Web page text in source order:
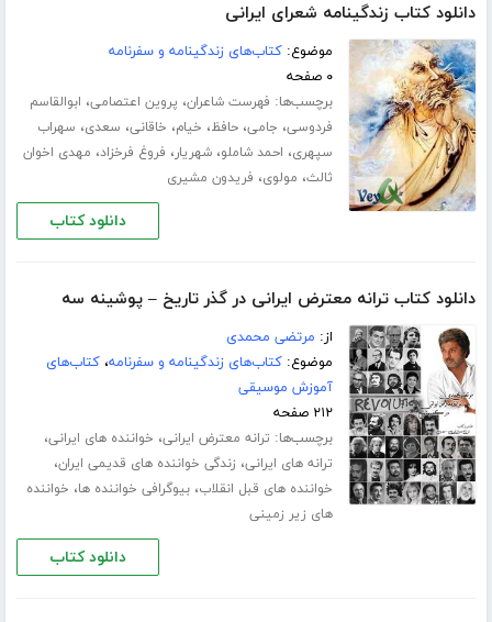
دانلود کتاب زندگینامه شعرای ایرانی
موضوع:کتاب‌های زندگینامه و سفرنامه
۰ صفحه
برچسب‌ها: فهرست شاعران، پروین اعتصامی، ابوالقاسم
فردوسی، جامی،حافظ، خیام، خاقانی، سعدی، سهراب
سپهری، احمد شاملو،شهریار، فروغ فرخزاد، مهدی اخوان
ثالث، مولوی، فریدون مشیری
دانلود کتاب
دانلود کتاب ترانه معترض ایرانی در گذر تاریخ – پوشینه سه
از: مرتضی محمدی
موضوع:کتاب‌های زندگینامه و سفرنامه،کتاب‌های
آموزش موسیقی
۲۱۲ صفحه
برچسب‌ها: ترانه معترض ایرانی، خواننده های ایرانی،
ترانه های ایرانی، زندگی خواننده های قدیمی ایران،
خواننده های قبل انقلاب،بیوگرافی خواننده ها، خواننده
های زیر زمینی
دانلود کتاب